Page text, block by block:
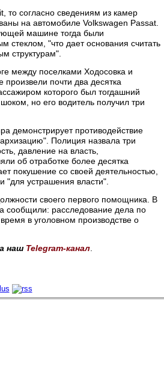
то согласно сведениям из камер
на автомобиле Volkswagen Passat.
машине тогда были
стеклом, "что дает основания считать
структурам".
между поселками Ходосовка и
почти два десятка
которого был тогдашний
но его водитель получил три
демонстрирует противодействие
Полиция назвала три
давление на власть,
об отработке более десятка
покушение со своей деятельностью,
"для устрашения власти".
своего первого помощника. В
сообщили: расследование дела по
в уголовном производстве о
наш Telegram-канал